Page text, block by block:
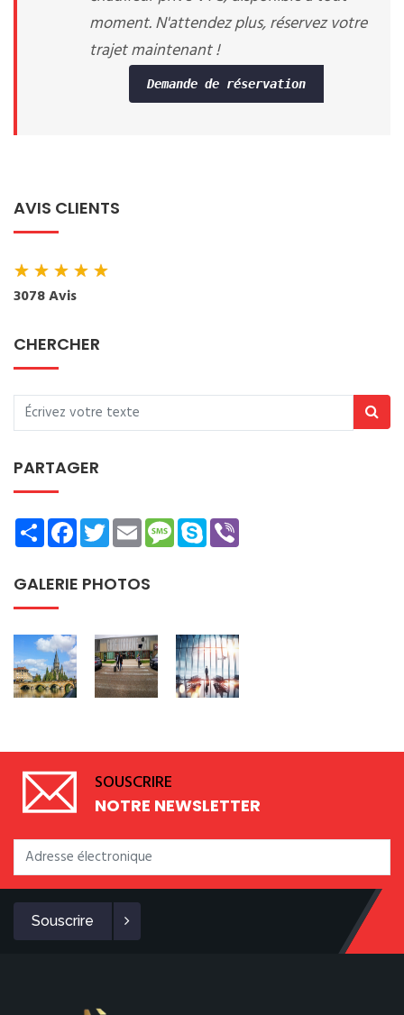
moment. N'attendez plus, réservez votre
trajet maintenant !
Demande de réservation
AVIS CLIENTS
★★★★★
3078 Avis
CHERCHER
PARTAGER
ShareFacebookTwitterEmailMessage
Skype
GALERIE PHOTOS
SOUSCRIRE
NOTRE NEWSLETTER
Souscrire